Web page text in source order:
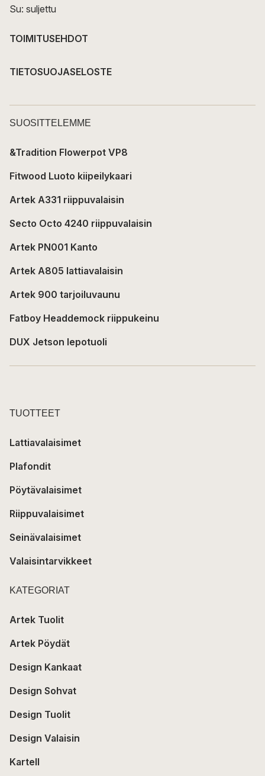
Su: suljettu
TOIMITUSEHDOT
TIETOSUOJASELOSTE
SUOSITTELEMME
&Tradition Flowerpot VP8
Fitwood Luoto kiipeilykaari
Artek A331 riippuvalaisin
Secto Octo 4240 riippuvalaisin
Artek PN001 Kanto
Artek A805 lattiavalaisin
Artek 900 tarjoiluvaunu
Fatboy Headdemock riippukeinu
DUX Jetson lepotuoli
TUOTTEET
Lattiavalaisimet
Plafondit
Pöytävalaisimet
Riippuvalaisimet
Seinävalaisimet
Valaisintarvikkeet
KATEGORIAT
Artek Tuolit
Artek Pöydät
Design Kankaat
Design Sohvat
Design Tuolit
Design Valaisin
Kartell